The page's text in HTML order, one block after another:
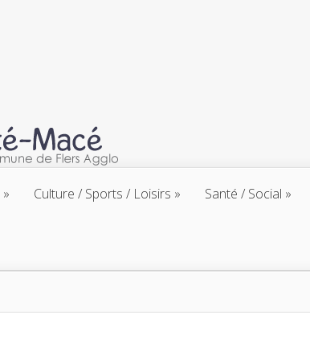
Culture / Sports / Loisirs Santé / Social